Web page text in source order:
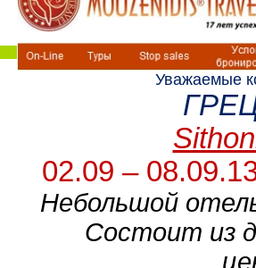
Уважаемые
02.09 –
Небольшой
Состоит из